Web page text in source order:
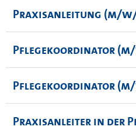
Praxisanleitung (m/
Pflegekoordinator
Pflegekoordinator
Praxisanleiter in der